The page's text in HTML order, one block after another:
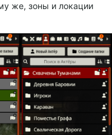
же, зоны и локации